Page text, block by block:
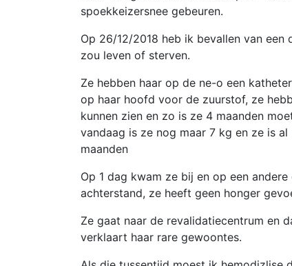
spoekkeizersnee gebeuren.
Op 26/12/2018 heb ik bevallen van
zou leven of sterven.
Ze hebben haar op de ne-o een
op haar hoofd voor de zuurstof, ze
kunnen zien en zo is ze 4 maanden
vandaag is ze nog maar 7 kg en ze is
maanden
Op 1 dag kwam ze bij en op een
achterstand, ze heeft geen honger
Ze gaat naar de revalidatiecentrum en
verklaart haar rare gewoontes.